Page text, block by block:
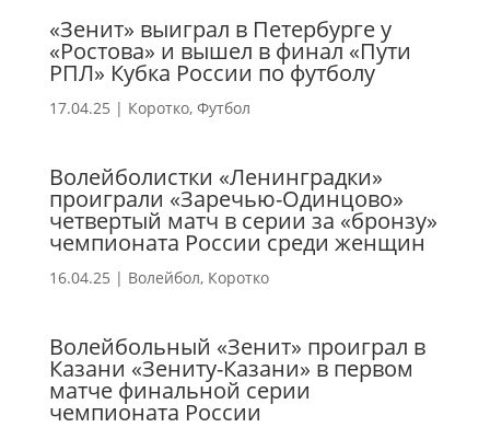
«Зенит» выиграл в Петербурге у
«Ростова» и вышел в финал «Пути
РПЛ» Кубка России по футболу
17.04.25 | Коротко, Футбол
Волейболистки «Ленинградки»
проиграли «Заречью-Одинцово»
четвертый матч в серии за «бронзу»
чемпионата России среди женщин
16.04.25 | Волейбол, Коротко
Волейбольный «Зенит» проиграл в
Казани «Зениту-Казани» в первом
матче финальной серии
чемпионата России